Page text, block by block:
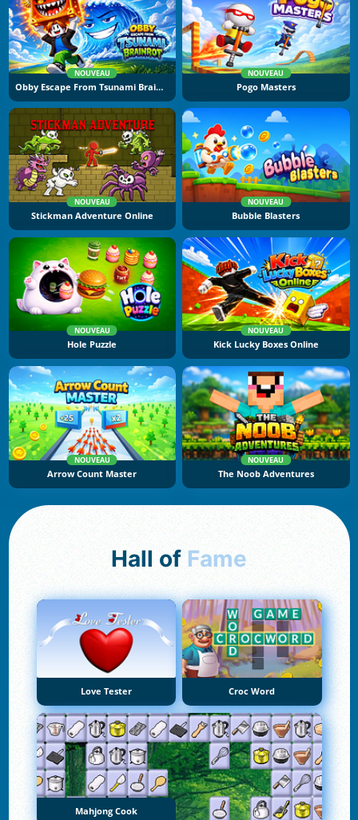
NOUVEAU
Obby Escape From Tsunami Brainrot
NOUVEAU
Pogo Masters
NOUVEAU
Stickman Adventure Online
NOUVEAU
Bubble Blasters
NOUVEAU
Hole Puzzle
NOUVEAU
Kick Lucky Boxes Online
NOUVEAU
Arrow Count Master
NOUVEAU
The Noob Adventures
Hall of Fame
Love Tester Croc Word
Mahjong Cook